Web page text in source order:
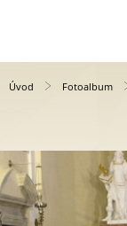
Úvod Fotoalbum